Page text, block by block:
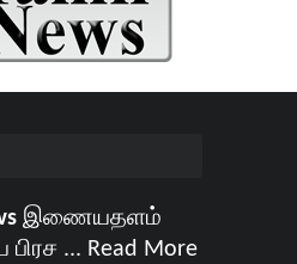
இணையதளம்
பிரச ... Read More